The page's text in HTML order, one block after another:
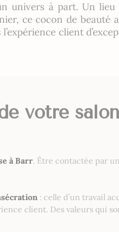
univers à part. Un
ce cocon de beauté
client
votre
à Barr. Être contactée par
: celle d’un travail
client. Des valeurs qui